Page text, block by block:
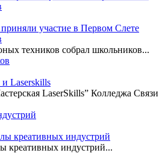
участие в Первом Слете
техников собрал школьников...
Laserskills
LaserSkills” Колледжа Связи
креативных индустрий
креативных индустрий...